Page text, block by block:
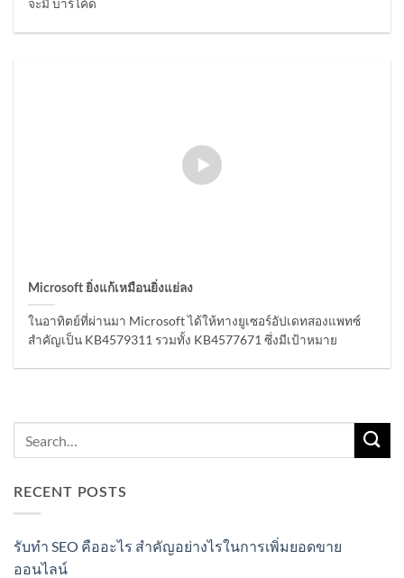
จะมี บาร์โค้ด
Microsoft ยิ่งแก้เหมือนยิ่งแย่ลง
ในอาทิตย์ที่ผ่านมา Microsoft ได้ให้ทางยูเซอร์อัปเดทสองแพทซ์
สำคัญเป็น KB4579311 รวมทั้ง KB4577671 ซึ่งมีเป้าหมาย
RECENT POSTS
รับทำ SEO คืออะไร สำคัญอย่างไรในการเพิ่มยอดขาย
ออนไลน์